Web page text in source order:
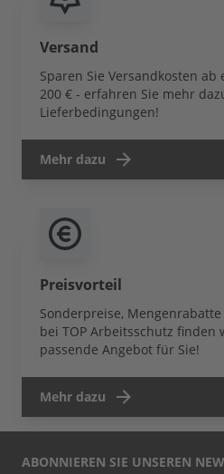
Versand
Sparen Sie Versandkosten
200 € - erfahren Sie mehr
Lieferbedingungen!
Mehr dazu
Preisvorteil
Sonderpreise,
bei TOP Arbeitsschutz finden
passende Angebot für Sie!
Mehr dazu
ABONNIEREN SIE UNSEREN